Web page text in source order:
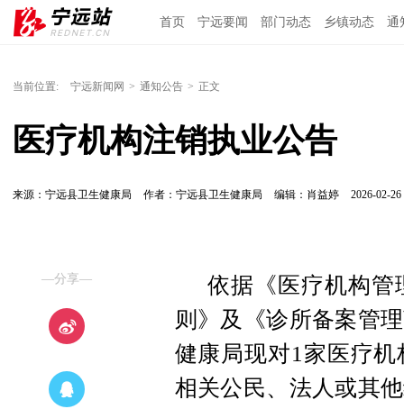
首页 宁远要闻 部门动态 乡镇动态 通
当前位置: 宁远新闻网 > 通知公告 > 正文
医疗机构注销执业公告
来源：宁远县卫生健康局 作者：宁远县卫生健康局 编辑：肖益婷 2026-02-26
—分享—
依据《医疗机构管
则》及《诊所备案管
健康局现对1家医疗
相关公民、法人或其